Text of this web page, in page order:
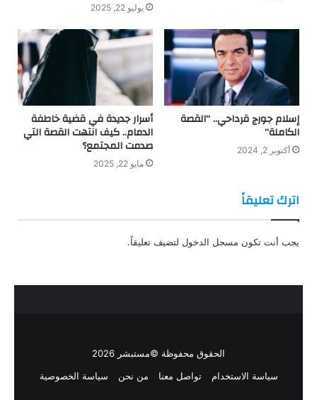
يوليو 22, 2025
إسلام جورج قرداحي.. “القصة
الكاملة”
أكتوبر 2, 2024
أسرار جديدة في قضية خاطفة
الدمام.. كيف انتهت القصة التي
صدمت المجتمع؟
مايو 22, 2025
اترك تعليقاً
يجب أنت تكون مسجل الدخول لتضيف تعليقاً.
الحقوق محفوظة ©مستبشر 2026
سياسة الاستخدام
تواصل معنا من نحن سياسة الخصوصية